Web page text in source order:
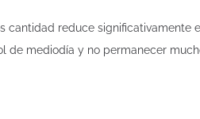
reduce significativamente
mediodía y no permanecer